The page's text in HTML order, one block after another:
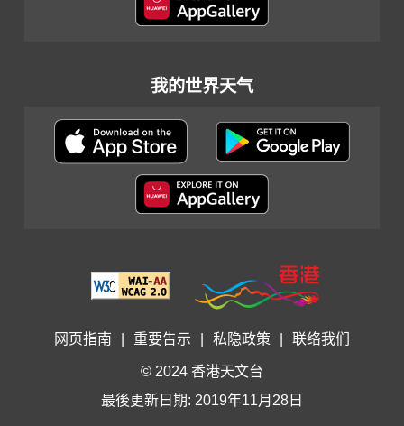
我的世界天气
网页指南 重要告示 私隐政策 联络我们
© 2024 香港天文台
最後更新日期: 2019年11月28日